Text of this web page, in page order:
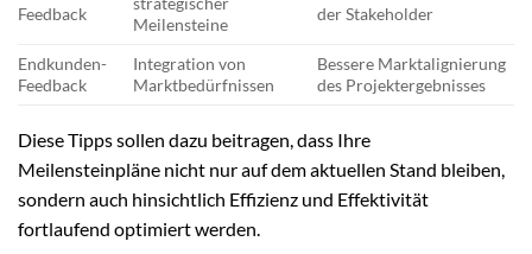
Feedback
Meilensteine
der Stakeholder
Endkunden-
Feedback
Integration von
Marktbedürfnissen
Bessere Marktalignierung
des Projektergebnisses
Diese Tipps sollen dazu beitragen, dass Ihre
Meilensteinpläne nicht nur auf dem aktuellen Stand bleiben,
sondern auch hinsichtlich Effizienz und Effektivität
fortlaufend optimiert werden.